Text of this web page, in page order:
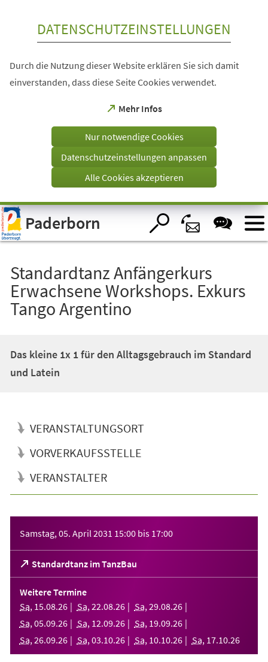
Visuelle
Assistenzsoftware
öffnen.
DATENSCHUTZEINSTELLUNGEN
Durch die Nutzung dieser Website erklären Sie sich damit
einverstanden, dass diese Seite Cookies verwendet.
Mehr Infos
(Öffnet
einem
Tab)
Nur notwendige Cookies
Datenschutzeinstellungen anpassen
Alle Cookies akzeptieren
Paderborn
Standardtanz Anfängerkurs
Erwachsene Workshops. Exkurs
Tango Argentino
Das kleine 1x 1 für den Alltagsgebrauch im Standard
und Latein
VERANSTALTUNGSORT
VORVERKAUFSSTELLE
VERANSTALTER
Samstag, 05. April 2031 15:00 bis 17:00
Standardtanz im TanzBau
(Öffnet
in
einem
neuen
Tab)
Weitere Termine
Sa, 15.08.26 Sa, 22.08.26 Sa, 29.08.26
Sa, 05.09.26 Sa, 12.09.26 Sa, 19.09.26
Sa, 26.09.26 Sa, 03.10.26 Sa, 10.10.26 Sa, 17.10.26